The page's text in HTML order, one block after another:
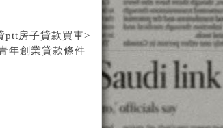
ptt房子貸款買車>
年創業貸款條件